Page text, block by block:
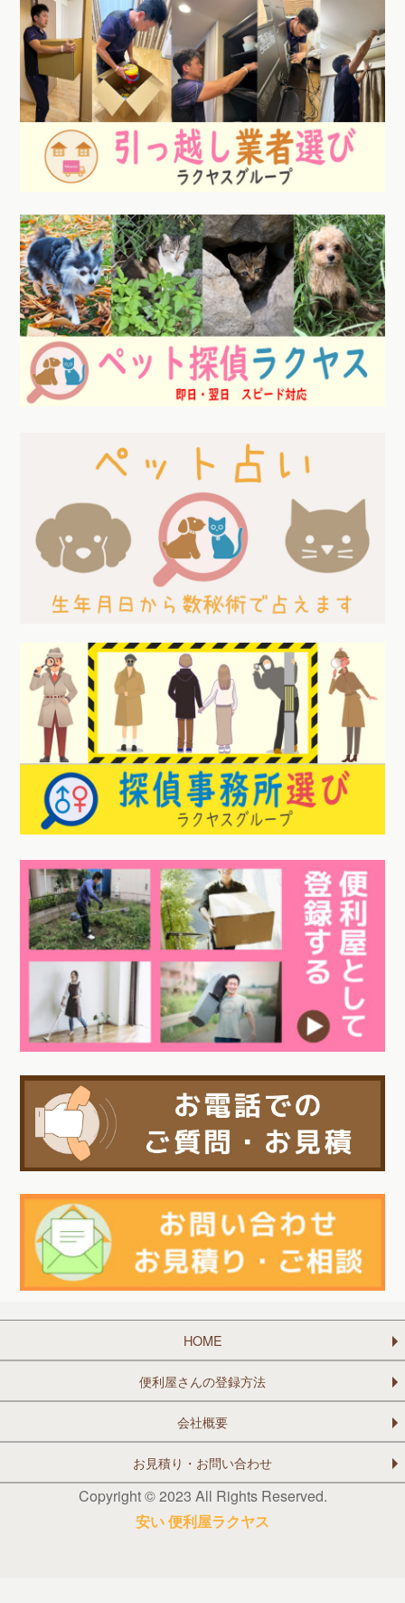
HOME
便利屋さんの登録方法
会社概要
お見積り・お問い合わせ
Copyright © 2023 All Rights Reserved.
安い 便利屋ラクヤス